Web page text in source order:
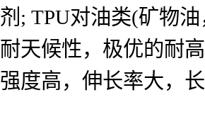
剂; TPU对油类(矿物
耐天候性，极优的耐
强度高，伸长率大，